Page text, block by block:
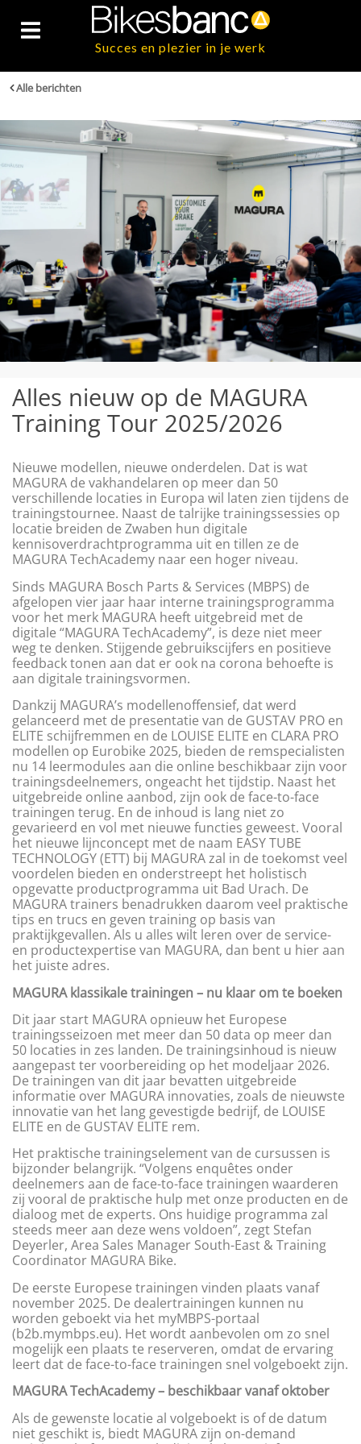
Succes en plezier in je werk
Alle berichten
Alles nieuw op de MAGURA
Training Tour 2025/2026
Nieuwe modellen, nieuwe onderdelen. Dat is wat
MAGURA de vakhandelaren op meer dan 50
verschillende locaties in Europa wil laten zien tijdens de
trainingstournee. Naast de talrijke trainingssessies op
locatie breiden de Zwaben hun digitale
kennisoverdrachtprogramma uit en tillen ze de
MAGURA TechAcademy naar een hoger niveau.
Sinds MAGURA Bosch Parts & Services (MBPS) de
afgelopen vier jaar haar interne trainingsprogramma
voor het merk MAGURA heeft uitgebreid met de
digitale “MAGURA TechAcademy”, is deze niet meer
weg te denken. Stijgende gebruikscijfers en positieve
feedback tonen aan dat er ook na corona behoefte is
aan digitale trainingsvormen.
Dankzij MAGURA’s modellenoffensief, dat werd
gelanceerd met de presentatie van de GUSTAV PRO en
ELITE schijfremmen en de LOUISE ELITE en CLARA PRO
modellen op Eurobike 2025, bieden de remspecialisten
nu 14 leermodules aan die online beschikbaar zijn voor
trainingsdeelnemers, ongeacht het tijdstip. Naast het
uitgebreide online aanbod, zijn ook de face-to-face
trainingen terug. En de inhoud is lang niet zo
gevarieerd en vol met nieuwe functies geweest. Vooral
het nieuwe lijnconcept met de naam EASY TUBE
TECHNOLOGY (ETT) bij MAGURA zal in de toekomst veel
voordelen bieden en onderstreept het holistisch
opgevatte productprogramma uit Bad Urach. De
MAGURA trainers benadrukken daarom veel praktische
tips en trucs en geven training op basis van
praktijkgevallen. Als u alles wilt leren over de service-
en productexpertise van MAGURA, dan bent u hier aan
het juiste adres.
MAGURA klassikale trainingen – nu klaar om te boeken
Dit jaar start MAGURA opnieuw het Europese
trainingsseizoen met meer dan 50 data op meer dan
50 locaties in zes landen. De trainingsinhoud is nieuw
aangepast ter voorbereiding op het modeljaar 2026.
De trainingen van dit jaar bevatten uitgebreide
informatie over MAGURA innovaties, zoals de nieuwste
innovatie van het lang gevestigde bedrijf, de LOUISE
ELITE en de GUSTAV ELITE rem.
Het praktische trainingselement van de cursussen is
bijzonder belangrijk. “Volgens enquêtes onder
deelnemers aan de face-to-face trainingen waarderen
zij vooral de praktische hulp met onze producten en de
dialoog met de experts. Ons huidige programma zal
steeds meer aan deze wens voldoen”, zegt Stefan
Deyerler, Area Sales Manager South-East & Training
Coordinator MAGURA Bike.
De eerste Europese trainingen vinden plaats vanaf
november 2025. De dealertrainingen kunnen nu
worden geboekt via het myMBPS-portaal
(b2b.mymbps.eu). Het wordt aanbevolen om zo snel
mogelijk een plaats te reserveren, omdat de ervaring
leert dat de face-to-face trainingen snel volgeboekt zijn.
MAGURA TechAcademy – beschikbaar vanaf oktober
Als de gewenste locatie al volgeboekt is of de datum
niet geschikt is, biedt MAGURA zijn on-demand